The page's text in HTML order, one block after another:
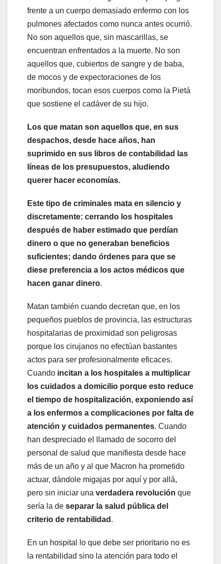
frente a un cuerpo demasiado enfermo con los
pulmones afectados como nunca antes ocurrió.
No son aquellos que, sin mascarillas, se
encuentran enfrentados a la muerte. No son
aquellos que, cubiertos de sangre y de baba,
de mocos y de expectoraciones de los
moribundos, tocan esos cuerpos como la Pietá
que sostiene el cadáver de su hijo.
Los que matan son aquellos que, en sus
despachos, desde hace años, han
suprimido en sus libros de contabilidad las
líneas de los presupuestos, aludiendo
querer hacer economías.
Este tipo de criminales mata en silencio y
discretamente: cerrando los hospitales
después de haber estimado que perdían
dinero o que no generaban beneficios
suficientes; dando órdenes para que se
diese preferencia a los actos médicos que
hacen ganar dinero.
Matan también cuando decretan que, en los
pequeños pueblos de provincia, las estructuras
hospitalarias de proximidad son peligrosas
porque los cirujanos no efectúan bastantes
actos para ser profesionalmente eficaces.
Cuando incitan a los hospitales a multiplicar
los cuidados a domicilio porque esto reduce
el tiempo de hospitalización, exponiendo así
a los enfermos a complicaciones por falta de
atención y cuidados permanentes. Cuando
han despreciado el llamado de socorro del
personal de salud que manifiesta desde hace
más de un año y al que Macron ha prometido
actuar, dándole migajas por aquí y por allá,
pero sin iniciar una verdadera revolución que
sería la de separar la salud pública del
criterio de rentabilidad .
En un hospital lo que debe ser prioritario no es
la rentabilidad sino la atención para todo el